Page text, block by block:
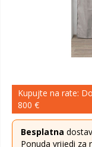
Kupujte na rate: Do
800 €
Besplatna
Ponuda vrijedi za